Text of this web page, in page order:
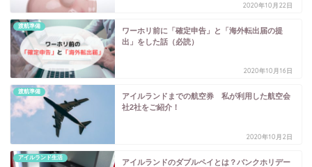
2020年10月22日
渡航準備
ワーホリ前に「確定申告」と「海外転出届の提
出」をした話（必読）
2020年10月16日
渡航準備
アイルランドまでの航空券 私が利用した航空会
社2社をご紹介！
2020年10月2日
アイルランド生活
アイルランドのダブルペイとは？バンクホリデー